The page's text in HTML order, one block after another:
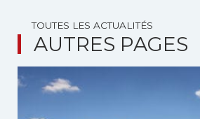
TOUTES LES ACTUALITÉS
AUTRES PAGES